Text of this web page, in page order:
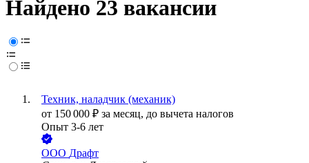
Найдено 23 вакансии
Техник, наладчик (механик)
от 150 000 ₽ за месяц, до вычета налогов
Опыт 3-6 лет
ООО Драфт